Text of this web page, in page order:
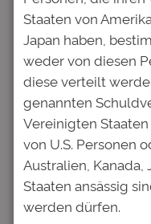
Apr. 4, 2019—
in
Frankfurt, 4. April
der Studentinnen
über den
zwei Drittel
Ungleichheit und
Staaten von
Japan haben,
weder von diesen
diese verteilt
genannten
Vereinigten
von U.S. Personen
Australien,
Staaten ansässig
werden dürfen.